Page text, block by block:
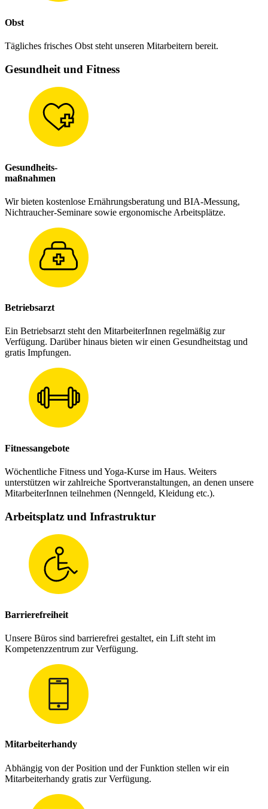
Obst
Tägliches frisches Obst steht unseren Mitarbeitern bereit.
Gesundheit und Fitness
Gesundheits-
maßnahmen
Wir bieten kostenlose Ernährungsberatung und BIA-Messung,
Nichtraucher-Seminare sowie ergonomische Arbeitsplätze.
Betriebsarzt
Ein Betriebsarzt steht den MitarbeiterInnen regelmäßig zur
Verfügung. Darüber hinaus bieten wir einen Gesundheitstag und
gratis Impfungen.
Fitnessangebote
Wöchentliche Fitness und Yoga-Kurse im Haus. Weiters
unterstützen wir zahlreiche Sportveranstaltungen, an denen unsere
MitarbeiterInnen teilnehmen (Nenngeld, Kleidung etc.).
Arbeitsplatz und Infrastruktur
Barrierefreiheit
Unsere Büros sind barrierefrei gestaltet, ein Lift steht im
Kompetenzzentrum zur Verfügung.
Mitarbeiterhandy
Abhängig von der Position und der Funktion stellen wir ein
Mitarbeiterhandy gratis zur Verfügung.